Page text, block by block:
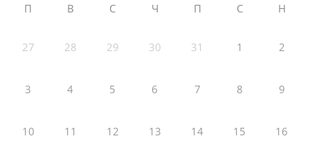
П В С Ч П С Н
27 28 29 30 31 1 2
3 4 5 6 7 8 9
10 11 12 13 14 15 16